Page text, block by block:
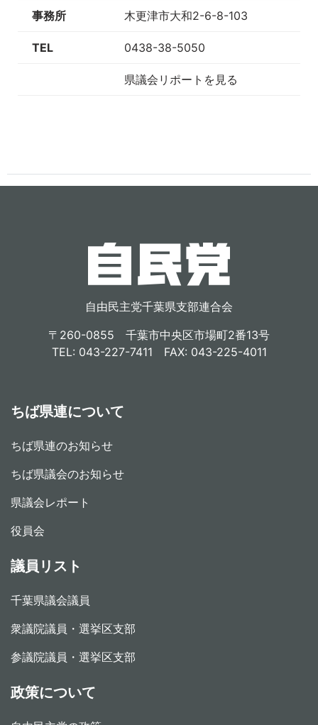
事務所 木更津市大和2-6-8-103
TEL 0438-38-5050
県議会リポートを見る
自由民主党千葉県支部連合会
〒260-0855 千葉市中央区市場町2番13号
TEL: 043-227-7411 FAX: 043-225-4011
ちば県連について
ちば県連のお知らせ
ちば県議会のお知らせ
県議会レポート
役員会
議員リスト
千葉県議会議員
衆議院議員・選挙区支部
参議院議員・選挙区支部
政策について